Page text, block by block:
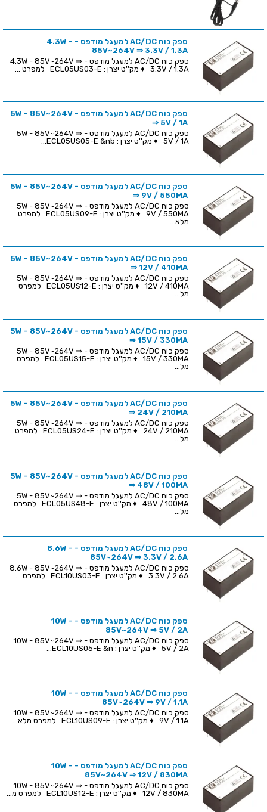
ספק כוח AC/DC למעגל מודפס - 4.3W -
85V~264V ⇒ 3.3V / 1.3A
ספק כוח AC/DC למעגל מודפס - 4.3W - 85V~264V ⇒
3.3V / 1.3A ♦ מק''ט יצרן : ECL05US03-E למפרט ...
ספק כוח AC/DC למעגל מודפס - 5W - 85V~264V
⇒ 5V / 1A
ספק כוח AC/DC למעגל מודפס - 5W - 85V~264V ⇒
5V / 1A ♦ מק''ט יצרן : ECL05US05-E &nb...
ספק כוח AC/DC למעגל מודפס - 5W - 85V~264V
⇒ 9V / 550MA
ספק כוח AC/DC למעגל מודפס - 5W - 85V~264V ⇒
9V / 550MA ♦ מק''ט יצרן : ECL05US09-E למפרט
מלא...
ספק כוח AC/DC למעגל מודפס - 5W - 85V~264V
⇒ 12V / 410MA
ספק כוח AC/DC למעגל מודפס - 5W - 85V~264V ⇒
12V / 410MA ♦ מק''ט יצרן : ECL05US12-E למפרט
מל...
ספק כוח AC/DC למעגל מודפס - 5W - 85V~264V
⇒ 15V / 330MA
ספק כוח AC/DC למעגל מודפס - 5W - 85V~264V ⇒
15V / 330MA ♦ מק''ט יצרן : ECL05US15-E למפרט
מל...
ספק כוח AC/DC למעגל מודפס - 5W - 85V~264V
⇒ 24V / 210MA
ספק כוח AC/DC למעגל מודפס - 5W - 85V~264V ⇒
24V / 210MA ♦ מק''ט יצרן : ECL05US24-E למפרט
מל...
ספק כוח AC/DC למעגל מודפס - 5W - 85V~264V
⇒ 48V / 100MA
ספק כוח AC/DC למעגל מודפס - 5W - 85V~264V ⇒
48V / 100MA ♦ מק''ט יצרן : ECL05US48-E למפרט
מל...
ספק כוח AC/DC למעגל מודפס - 8.6W -
85V~264V ⇒ 3.3V / 2.6A
ספק כוח AC/DC למעגל מודפס - 8.6W - 85V~264V ⇒
3.3V / 2.6A ♦ מק''ט יצרן : ECL10US03-E למפרט ...
ספק כוח AC/DC למעגל מודפס - 10W -
85V~264V ⇒ 5V / 2A
ספק כוח AC/DC למעגל מודפס - 10W - 85V~264V ⇒
5V / 2A ♦ מק''ט יצרן : ECL10US05-E &n...
ספק כוח AC/DC למעגל מודפס - 10W -
85V~264V ⇒ 9V / 1.1A
ספק כוח AC/DC למעגל מודפס - 10W - 85V~264V ⇒
9V / 1.1A ♦ מק''ט יצרן : ECL10US09-E למפרט מלא...
ספק כוח AC/DC למעגל מודפס - 10W -
85V~264V ⇒ 12V / 830MA
ספק כוח AC/DC למעגל מודפס - 10W - 85V~264V ⇒
12V / 830MA ♦ מק''ט יצרן : ECL10US12-E למפרט מ...